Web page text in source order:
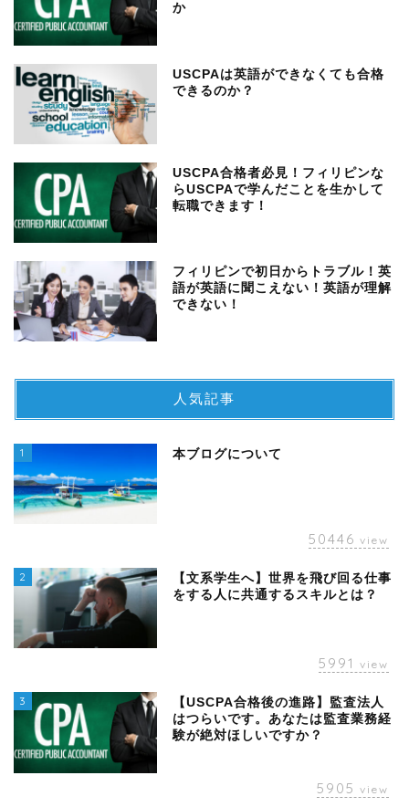
か
USCPAは英語ができなくても合格
できるのか？
USCPA合格者必見！フィリピンな
らUSCPAで学んだことを生かして
転職できます！
フィリピンで初日からトラブル！英
語が英語に聞こえない！英語が理解
できない！
人気記事
1 本ブログについて
50446 view
2
【文系学生へ】世界を飛び回る仕事
をする人に共通するスキルとは？
5991 view
3
【USCPA合格後の進路】監査法人
はつらいです。あなたは監査業務経
験が絶対ほしいですか？
5905 view